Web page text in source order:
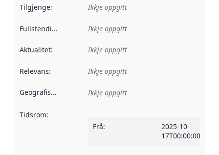
Tilgjenge: Ikkje oppgitt
Fullstendigheit Ikkje oppgitt
Aktualitet: Ikkje oppgitt
Relevans: Ikkje oppgitt
Geografisk område Ikkje oppgitt
Tidsrom:
Frå:
2025-10-
17T00:00:00Z